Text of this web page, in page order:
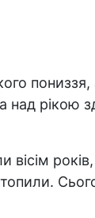
пониззя,
рікою
вісім